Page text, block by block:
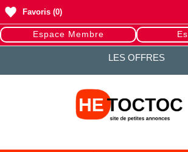
Espace Membre
Favoris (0)
LES OFFRES